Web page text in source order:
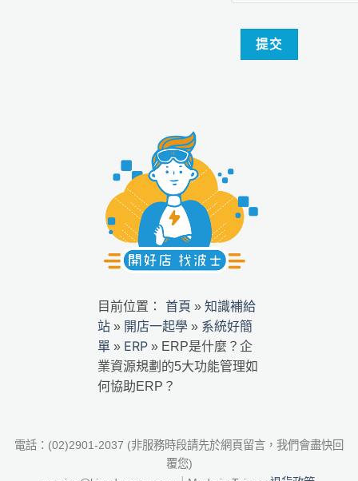
目前位置： 首頁 » 知識補給
站» 開店一起學» 系統好簡
單» ERP» ERP是什麼？企
業資源規劃的5大功能管理如
何協助ERP？
電話：(02)2901-2037 (非服務時段請先於網頁留言，我們會盡快回
覆您)